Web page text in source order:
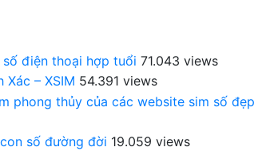
số điện thoại hợp tuổi 71.043 views
Xác – XSIM 54.391 views
phong thủy của các website sim số đẹp
số đường đời 19.059 views